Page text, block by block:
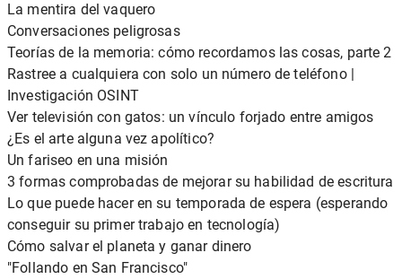
La mentira del vaquero
Conversaciones peligrosas
Teorías de la memoria: cómo recordamos las cosas, parte 2
Rastree a cualquiera con solo un número de teléfono |
Investigación OSINT
Ver televisión con gatos: un vínculo forjado entre amigos
¿Es el arte alguna vez apolítico?
Un fariseo en una misión
3 formas comprobadas de mejorar su habilidad de escritura
Lo que puede hacer en su temporada de espera (esperando
conseguir su primer trabajo en tecnología)
Cómo salvar el planeta y ganar dinero
"Follando en San Francisco"